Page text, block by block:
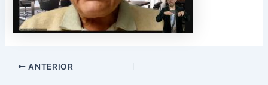
ANTERIOR